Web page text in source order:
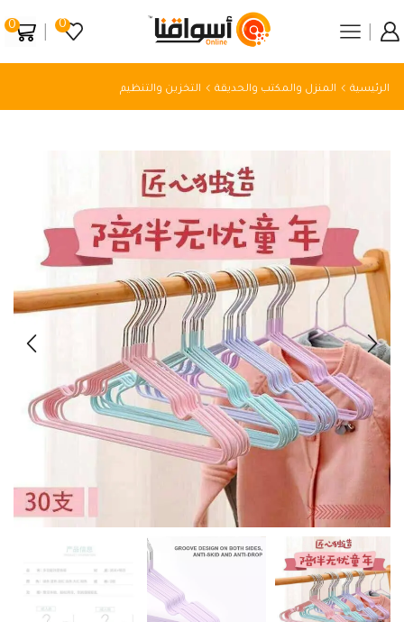
0
0
الرئيسية المنزل والمكتب والحديقة التخزين والتنظيم